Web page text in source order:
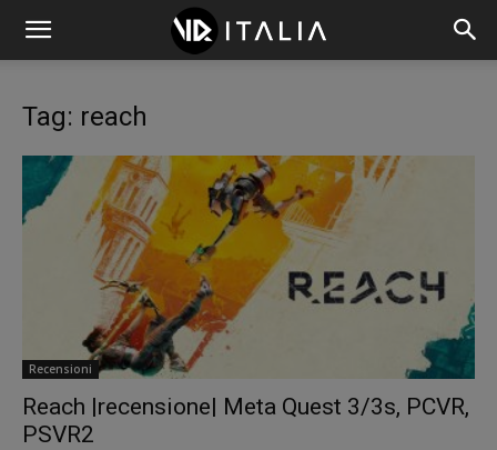
Tag: reach
Recensioni
Reach |recensione| Meta Quest 3/3s, PCVR,
PSVR2